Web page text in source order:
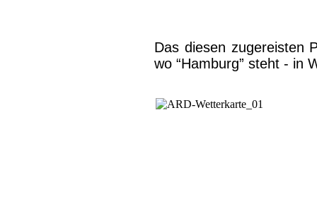
Das diesen zugereisten
wo “Hamburg” steht - in